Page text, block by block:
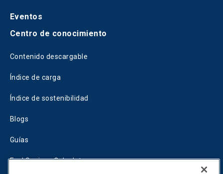
Eventos
Centro de conocimiento
Contenido descargable
Índice de carga
Índice de sostenibilidad
Blogs
Guías
Fuel Savings Calculator